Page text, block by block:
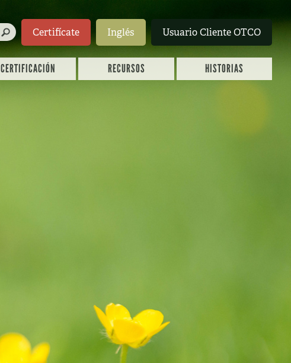
Certifícate Inglés Usuario Cliente OTCO
CERTIFICACIÓN RECURSOS HISTORIAS